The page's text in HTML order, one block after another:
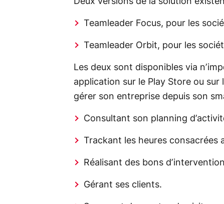
Teamleader Focus, pour les
Teamleader Orbit, pour les
Les deux sont disponibles via
application sur le Play Store ou sur
gérer son entreprise depuis son
Consultant son planning
Trackant les heures consacrées
Réalisant des bons
Gérant ses clients.